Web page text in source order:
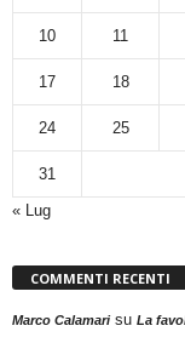
10 11
17 18
24 25
31
« Lug
COMMENTI RECENTI
Marco Calamarisu La